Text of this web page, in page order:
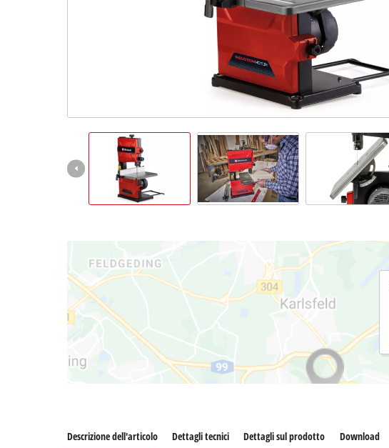
Descrizione dell'articolo Dettagli tecnici Dettagli sul prodotto Download